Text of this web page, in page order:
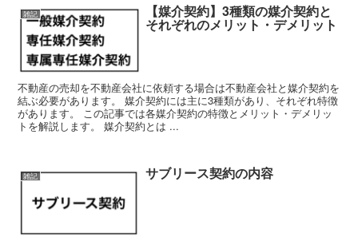
雑記 【媒介契約】3種類の媒介契約と
それぞれのメリット・デメリット
不動産の売却を不動産会社に依頼する場合は不動産会社と媒介契約を
結ぶ必要があります。 媒介契約には主に3種類があり、それぞれ特徴
があります。 この記事では各媒介契約の特徴とメリット・デメリッ
トを解説します。 媒介契約とは ...
雑記 サブリース契約の内容